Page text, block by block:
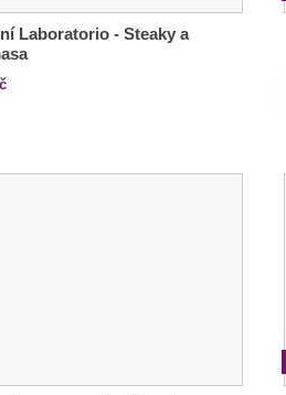
Laboratorio - Steaky a